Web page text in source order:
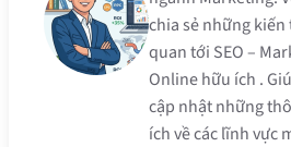
chia sẻ những kiến
quan tới SEO –
Online hữu ích .
cập nhật những
ích về các lĩnh vực